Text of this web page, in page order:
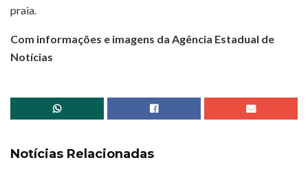
praia.
Com informações e imagens da Agência Estadual de
Notícias
Notícias Relacionadas